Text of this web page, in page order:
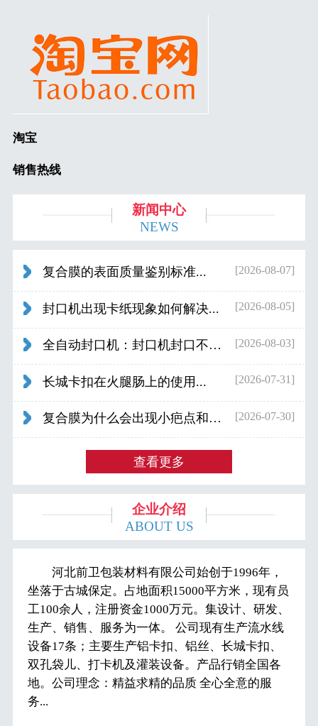
淘宝
销售热线
新闻中心
NEWS
复合膜的表面质量鉴别标准... [2026-08-07]
封口机出现卡纸现象如何解决... [2026-08-05]
全自动封口机：封口机封口不好应检查什... [2026-08-03]
长城卡扣在火腿肠上的使用... [2026-07-31]
复合膜为什么会出现小疤点和波浪纹... [2026-07-30]
查看更多
企业介绍
ABOUT US
河北前卫包装材料有限公司始创于1996年，
坐落于古城保定。占地面积15000平方米，现有员
工100余人，注册资金1000万元。集设计、研发、
生产、销售、服务为一体。 公司现有生产流水线
设备17条；主要生产铝卡扣、铝丝、长城卡扣、
双孔袋儿、打卡机及灌装设备。产品行销全国各
地。公司理念：精益求精的品质 全心全意的服
务...